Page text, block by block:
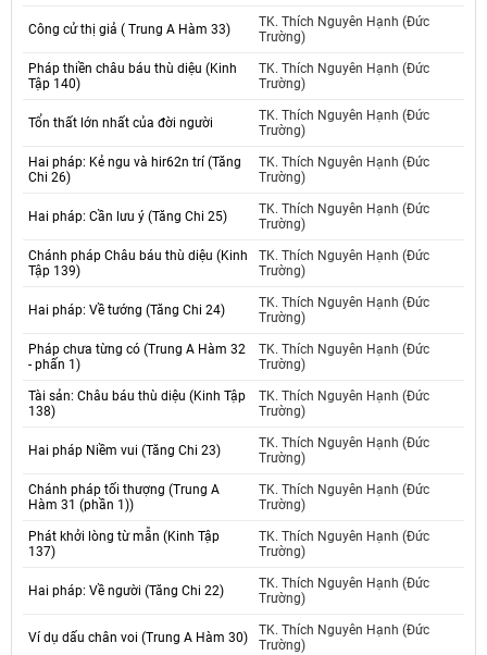
Công cử thị giả ( Trung A Hàm 33)
TK. Thích Nguyên Hạnh (Đức
Trường)
Pháp thiền châu báu thù diệu (Kinh
Tập 140)
TK. Thích Nguyên Hạnh (Đức
Trường)
Tổn thất lớn nhất của đời người
TK. Thích Nguyên Hạnh (Đức
Trường)
Hai pháp: Kẻ ngu và hir62n trí (Tăng
Chi 26)
TK. Thích Nguyên Hạnh (Đức
Trường)
Hai pháp: Cần lưu ý (Tăng Chi 25)
TK. Thích Nguyên Hạnh (Đức
Trường)
Chánh pháp Châu báu thù diệu (Kinh
Tập 139)
TK. Thích Nguyên Hạnh (Đức
Trường)
Hai pháp: Về tướng (Tăng Chi 24)
TK. Thích Nguyên Hạnh (Đức
Trường)
Pháp chưa từng có (Trung A Hàm 32
- phấn 1)
TK. Thích Nguyên Hạnh (Đức
Trường)
Tài sản: Châu báu thù diệu (Kinh Tập
138)
TK. Thích Nguyên Hạnh (Đức
Trường)
Hai pháp Niềm vui (Tăng Chi 23)
TK. Thích Nguyên Hạnh (Đức
Trường)
Chánh pháp tối thượng (Trung A
Hàm 31 (phần 1))
TK. Thích Nguyên Hạnh (Đức
Trường)
Phát khởi lòng từ mẫn (Kinh Tập
137)
TK. Thích Nguyên Hạnh (Đức
Trường)
Hai pháp: Về người (Tăng Chi 22)
TK. Thích Nguyên Hạnh (Đức
Trường)
Ví dụ dấu chân voi (Trung A Hàm 30)
TK. Thích Nguyên Hạnh (Đức
Trường)